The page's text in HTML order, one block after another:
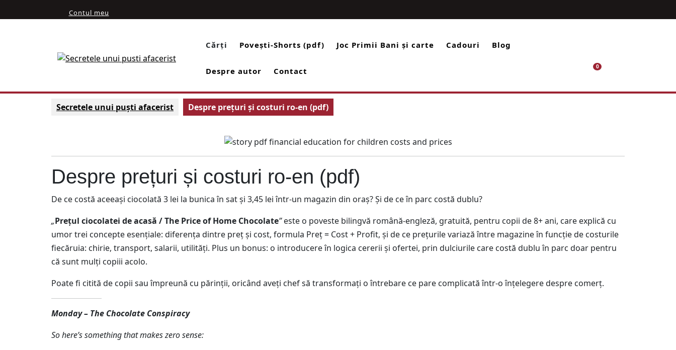
to
Contul meu
Account
Cǎrți Povești-Shorts (pdf) Joc Primii Bani și carte Cadouri Blog
Despre autor Contact
Cart
0
Secretele unui puști afacerist Despre prețuri și costuri ro-en (pdf)
Despre prețuri și costuri ro-en (pdf)
De ce costă aceeași ciocolată 3 lei la bunica în sat și 3,45 lei într-un magazin din oraș? Și de ce în parc costă dublu?
„Prețul ciocolatei de acasă / The Price of Home Chocolate”este o poveste bilingvă română-engleză, gratuită, pentru copii de 8+ ani, care explică cu
umor trei concepte esențiale: diferența dintre preț și cost, formula Preț = Cost + Profit, și de ce prețurile variază între magazine în funcție de costurile
fiecăruia: chirie, transport, salarii, utilități. Plus un bonus: o introducere în logica cererii și ofertei, prin dulciurile care costă dublu în parc doar pentru
că sunt mulți copiii acolo.
Poate fi citită de copii sau împreună cu părinții, oricând aveți chef să transformați o întrebare ce pare complicată într-o înțelegere despre comerț.
Monday – The Chocolate Conspiracy
So here’s something that makes zero sense: